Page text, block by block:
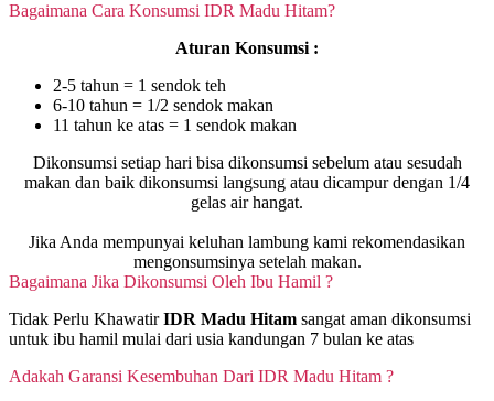
Bagaimana Cara Konsumsi IDR Madu Hitam?
Aturan Konsumsi :
2-5 tahun = 1 sendok teh
6-10 tahun = 1/2 sendok makan
11 tahun ke atas = 1 sendok makan
Dikonsumsi setiap hari bisa dikonsumsi sebelum atau sesudah
makan dan baik dikonsumsi langsung atau dicampur dengan 1/4
gelas air hangat.
Jika Anda mempunyai keluhan lambung kami rekomendasikan
mengonsumsinya setelah makan.
Bagaimana Jika Dikonsumsi Oleh Ibu Hamil ?
Tidak Perlu KhawatirIDR Madu Hitam sangat aman dikonsumsi
untuk ibu hamil mulai dari usia kandungan 7 bulan ke atas
Adakah Garansi Kesembuhan Dari IDR Madu Hitam ?